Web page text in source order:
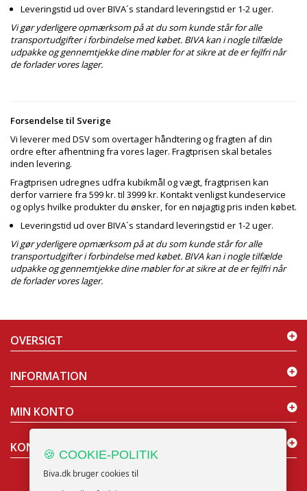
Leveringstid ud over BIVA´s standard leveringstid er 1-2 uger.
Vi gør yderligere opmærksom på at du som kunde står for alle
transportudgifter i forbindelse med købet. BIVA kan i nogle tilfælde
udpakke og gennemtjekke dine møbler for at sikre at de er fejlfri når
de forlader vores lager.
Forsendelse til Sverige
Vi leverer med DSV som overtager håndtering og fragten af din
ordre efter afhentning fra vores lager. Fragtprisen skal betales
inden levering.
Fragtprisen udregnes udfra kubikmål og vægt, fragtprisen kan
derfor varriere fra 599 kr. til 3999 kr. Kontakt venligst kundeservice
og oplys hvilke produkter du ønsker, for en nøjagtig pris inden købet.
Leveringstid ud over BIVA´s standard leveringstid er 1-2 uger.
Vi gør yderligere opmærksom på at du som kunde står for alle
transportudgifter i forbindelse med købet. BIVA kan i nogle tilfælde
udpakke og gennemtjekke dine møbler for at sikre at de er fejlfri når
de forlader vores lager.
OVERSIGT
INFORMATION
MIN KONTO
KONTAKT OS
🍪 COOKIE-POLITIK
Biva.dk bruger cookies til